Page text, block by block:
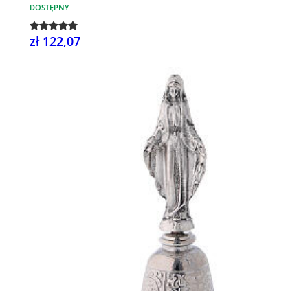
DOSTĘPNY
zł 122,07